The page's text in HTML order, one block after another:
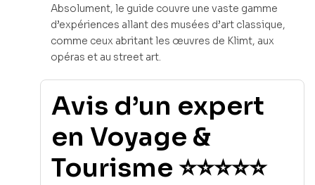
Absolument, le guide couvre une vaste gamme
d’expériences allant des musées d’art classique,
comme ceux abritant les œuvres de Klimt, aux
opéras et au street art.
Avis d’un expert
en Voyage &
Tourisme ⭐⭐⭐⭐⭐